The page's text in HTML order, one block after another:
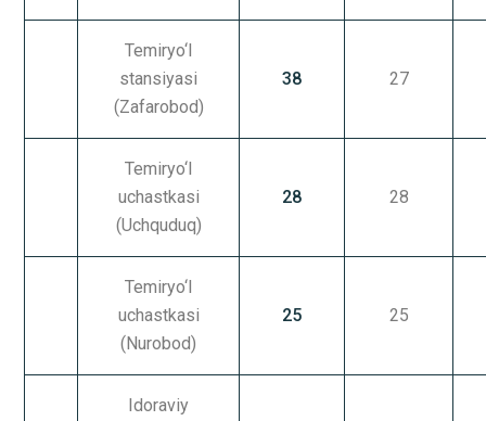
Temiryo‘l
stansiyasi
(Zafarobod)
38 27
Temiryo‘l
uchastkasi
(Uchquduq)
28 28
Temiryo‘l
uchastkasi
(Nurobod)
25 25
Idoraviy